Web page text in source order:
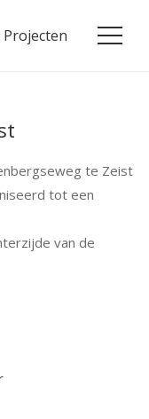
Projecten
te Zeist
tot een
van de